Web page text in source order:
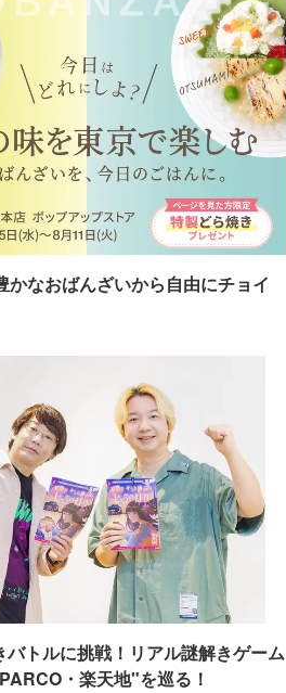
かなおばんざいから自由にチョイ
バトルに挑戦！リアル謎解きゲーム
・楽天地"を巡る！